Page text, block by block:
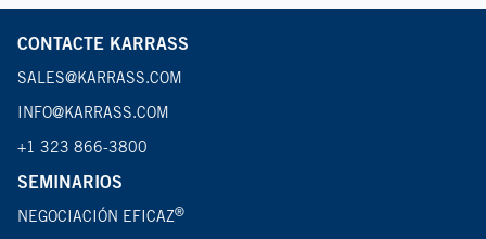
CONTACTE KARRASS
SALES@KARRASS.COM
INFO@KARRASS.COM
+1 323 866-3800
SEMINARIOS
NEGOCIACIÓN EFICAZ®